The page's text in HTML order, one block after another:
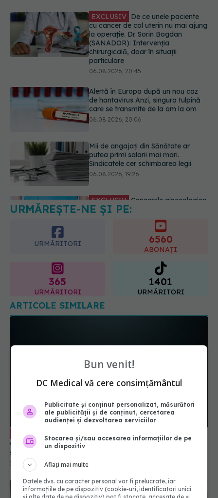
Alertă în Europa după un nou caz
de hantavirus Anzi, singura tulpină
care se transmite de la om la om
06.08.2026, 20:06
putea primi salarii mai mari.
Sindicatele cer schimbarea legii
06.08.2026, 19:26
care pot fi tratate fără operație. Dr.
Sorin Bogdan (SANADOR): Chirurgia
este indicată doar punctual, pentru
anumite categorii de paciente
EXCLUSIV Brahiterapie vs
radioterapie externă în cancerul
ginecologic. Dr. Sorin Bogdan
(SANADOR) explică diferența și
cum acționează tratamentul
URMĂREȘTE-NE ȘI PE:
URMĂRITORI 6560
ABONAȚI
365
URMĂRITORI
1401
URMĂRITORI
ARTICOLE SIMILARE
EXCLUSIV Pericolul tăcut care afectează milioane
de oameni. De ce medicina nu poate vindeca
singurătatea
31 iul 2026, 21:20
Bun venit!
DC Medical vă cere consimțământul
Publicitate și conținut personalizat, măsurători
ale publicității și de conținut, cercetarea
audienței și dezvoltarea serviciilor
Stocarea și/sau accesarea informațiilor de pe
un dispozitiv
Aflați mai multe
Datele dvs. cu caracter personal vor fi prelucrate, iar
informațiile de pe dispozitiv (cookie-uri, identificatori unici